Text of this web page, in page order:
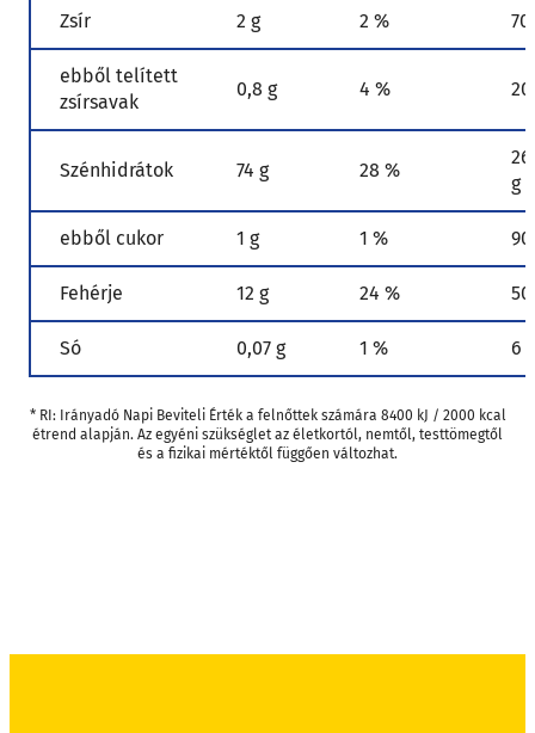
Zsír 2 g 2 % 70
ebből telített
zsírsavak
0,8 g 4 % 20
Szénhidrátok 74 g 28 %
g
ebből cukor 1 g 1 % 90
Fehérje 12 g 24 % 50
Só 0,07 g 1 % 6 g
* RI: Irányadó Napi Beviteli Érték a felnőttek számára 8400 kJ / 2000 kcal
étrend alapján. Az egyéni szükséglet az életkortól, nemtől, testtömegtől
és a fizikai mértéktől függően változhat.